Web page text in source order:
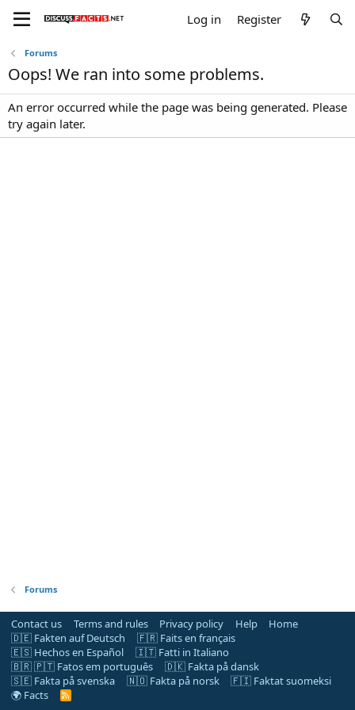
Log in Register
Forums
Oops! We ran into some problems.
An error occurred while the page was being generated. Please
try again later.
Forums
Contact us Terms and rules Privacy policy Help
Home
🇩🇪 Fakten auf Deutsch
🇫🇷 Faits en français
🇪🇸 Hechos en Español
🇮🇹 Fatti in Italiano
🇧🇷 🇵🇹 Fatos em português
🇩🇰 Fakta på dansk
🇸🇪 Fakta på svenska
🇳🇴 Fakta på norsk
🇫🇮 Faktat suomeksi
🌍 Facts
R